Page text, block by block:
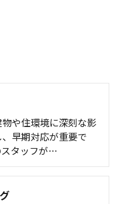
や住環境に深刻な影
早期対応が重要で
スタッフが…